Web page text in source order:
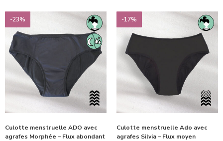
-23%
Culotte menstruelle ADO avec
agrafes Morphée – Flux abondant
-17%
Culotte menstruelle Ado avec
agrafes Silvia – Flux moyen